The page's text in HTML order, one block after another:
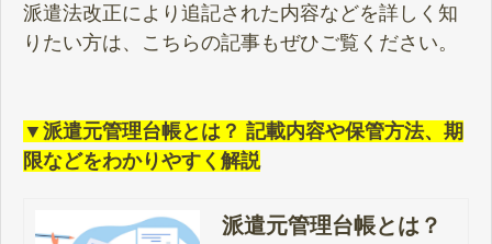
派遣法改正により追記された内容などを詳しく知
りたい方は、こちらの記事もぜひご覧ください。
▼派遣元管理台帳とは？ 記載内容や保管方法、期
限などをわかりやすく解説
派遣元管理台帳とは？